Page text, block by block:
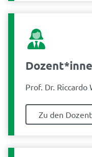
Prof. Dr. Riccardo
Zu den